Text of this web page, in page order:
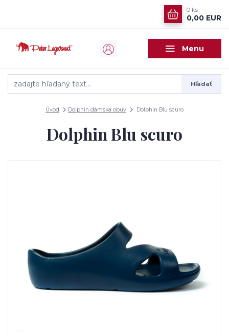
Menu
Hľadať
0 ks
0,00 EUR
Úvod Dolphin dámska obuv Dolphin Blu scuro
Dolphin Blu scuro